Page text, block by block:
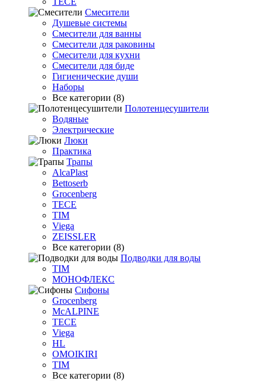
Смесители
Душевые системы
Смесители для ванны
Смесители для раковины
Смесители для кухни
Смесители для биде
Гигиенические души
Наборы
Все категории (8)
Полотенцесушители
Водяные
Электрические
Люки
Практика
Трапы
AlcaPlast
Bettoserb
Grocenberg
TECE
TIM
Viega
ZEISSLER
Все категории (8)
Подводки для воды
TIM
МОНОФЛЕКС
Сифоны
Grocenberg
McALPINE
TECE
Viega
HL
OMOIKIRI
TIM
Все категории (8)